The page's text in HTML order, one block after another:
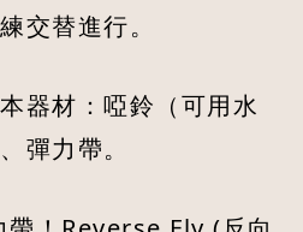
交替進行。
器材：啞鈴（可用水
彈力帶。